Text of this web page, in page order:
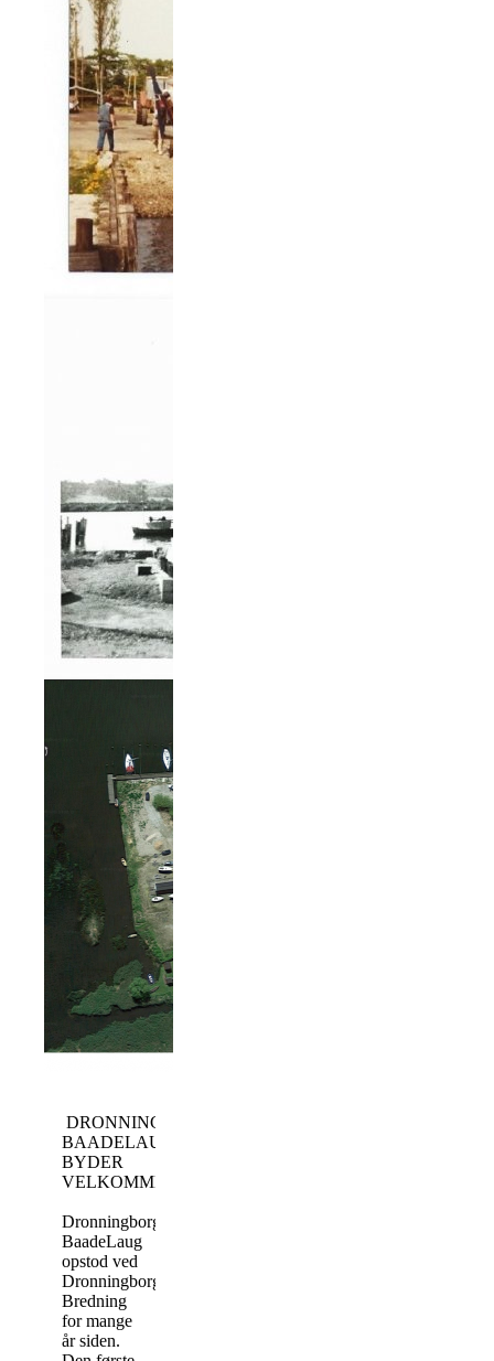
DRONNINGBORG
BAADELAUG
BYDER
VELKOMMEN
Dronningborg
BaadeLaug
opstod ved
Dronningborg
Bredning
for mange
år siden.